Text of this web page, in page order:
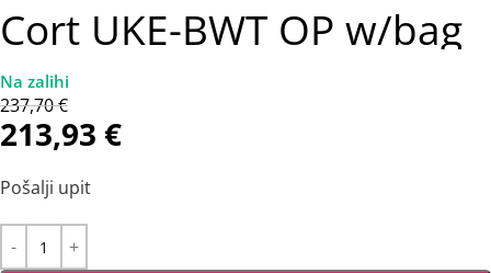
Cort UKE-BWT OP w/bag
237,70€
213,93 €
Pošalji upit